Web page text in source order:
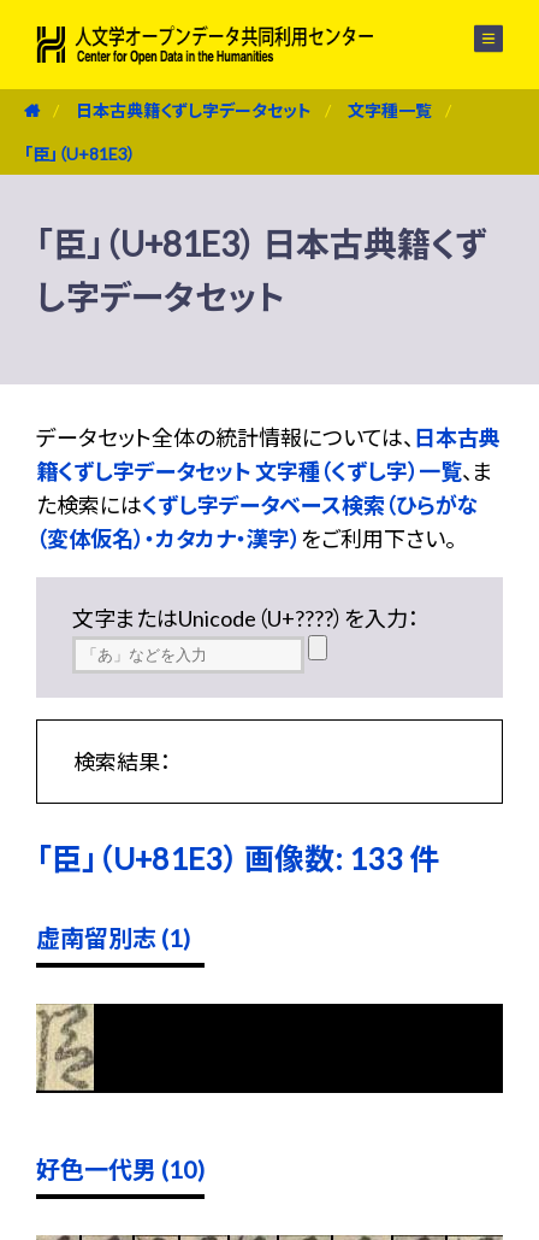
日本古典籍くずし字データセット 文字種一覧
「臣」（U+81E3）
「臣」（U+81E3） 日本古典籍くず
し字データセット
データセット全体の統計情報については、 日本古典
籍くずし字データセット 文字種（くずし字）一覧、ま
た検索にはくずし字データベース検索（ひらがな
（変体仮名）・カタカナ・漢字） をご利用下さい。
文字またはUnicode（U+????）を入力：
検索結果：
「臣」（U+81E3） 画像数: 133 件
虚南留別志 (1)
好色一代男 (10)